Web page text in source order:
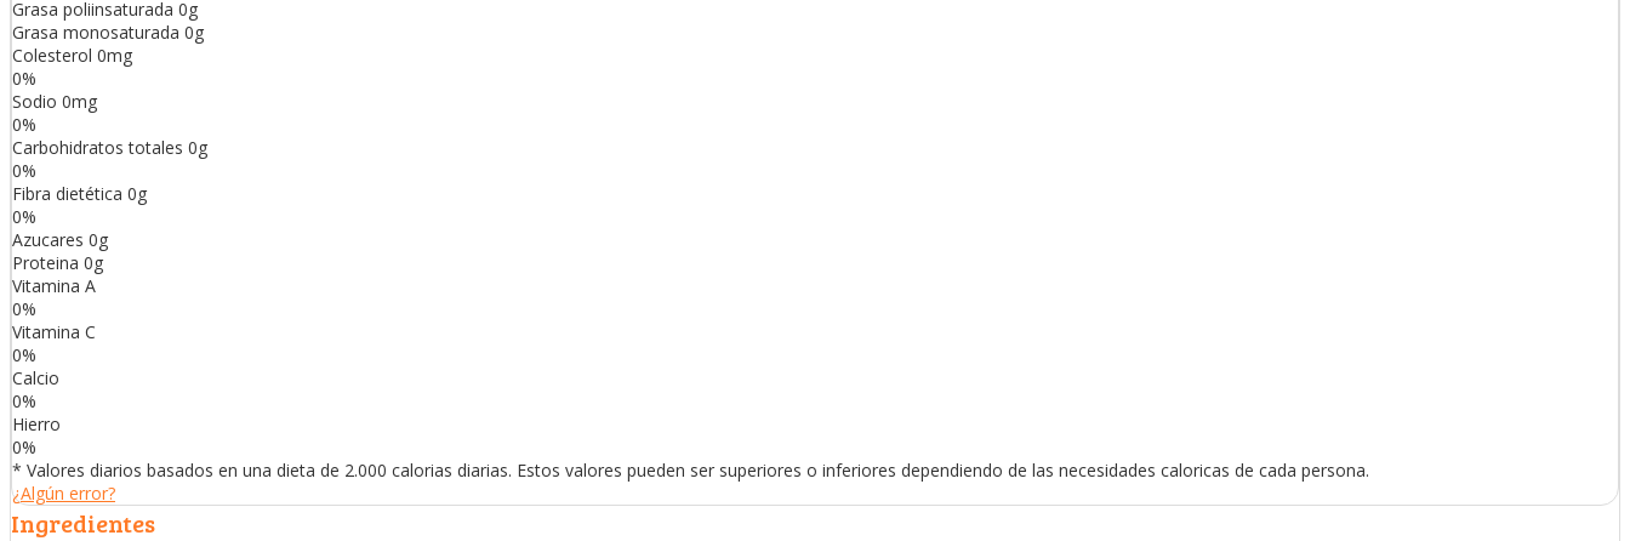
Grasa poliinsaturada 0g
Grasa monosaturada 0g
Colesterol 0mg
0%
Sodio 0mg
0%
Carbohidratos totales 0g
0%
Fibra dietética 0g
0%
Azucares 0g
Proteina 0g
Vitamina A
0%
Vitamina C
0%
Calcio
0%
Hierro
0%
* Valores diarios basados en una dieta de 2.000 calorias diarias. Estos valores pueden ser superiores o inferiores dependiendo de las necesidades caloricas de cada persona.
¿Algún error?
Ingredientes